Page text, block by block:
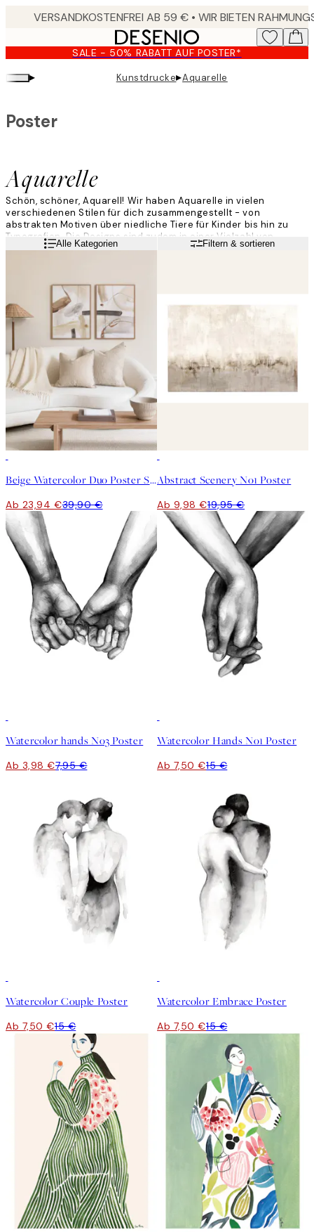
content.
SALE - 50% RABATT AUF POSTER*
▸ Kunstdrucke▸Aquarelle
Aquarelle
Poster
Schön, schöner, Aquarell! Wir haben Aquarelle in vielen
verschiedenen Stilen für dich zusammengestellt - von
abstrakten Motiven über niedliche Tiere für Kinder bis hin zu
Typografien. Die Designs sind zudem in einer Vielzahl von
Farben erhältlich. In dieser Kategorie wirst du ganz sicher dein
WeiterlesenAlle Kategorien Filtern & sortieren
Beige Watercolor Duo Poster Set
Ab 23,94 €39,90 €
Abstract Scenery No1 Poster
Ab 9,98 €19,95 €
Watercolor hands No3 Poster
Ab 3,98 €7,95 €
Watercolor Hands No1 Poster
Ab 7,50 €15 €
Watercolor Couple Poster
Ab 7,50 €15 €
Watercolor Embrace Poster
Ab 7,50 €15 €